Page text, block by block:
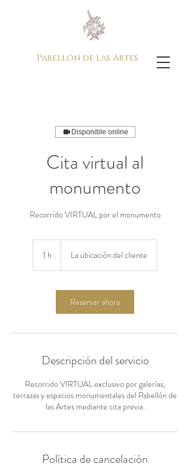
Pabellón de las Artes
Disponible online
Cita virtual al
monumento
Recorrido VIRTUAL por el monumento
1 h La ubicación del cliente
Reservar ahora
Descripción del servicio
Recorrido VIRTUAL exclusivo por galerías,
terrazas y espacios monumentales del Pabellón de
las Artes mediante cita previa.
Política de cancelación